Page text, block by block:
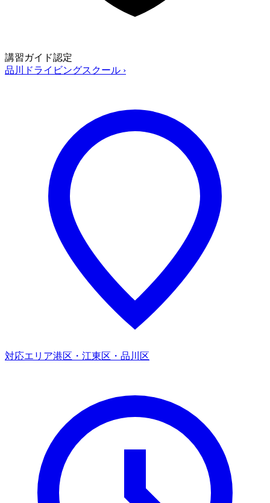
講習ガイド認定
品川ドライビングスクール ›
対応エリア港区・江東区・品川区